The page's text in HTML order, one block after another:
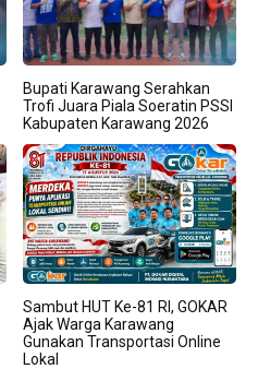
Bupati Karawang Serahkan
Trofi Juara Piala Soeratin PSSI
Kabupaten Karawang 2026
Sambut HUT Ke-81 RI, GOKAR
Ajak Warga Karawang
Gunakan Transportasi Online
Lokal